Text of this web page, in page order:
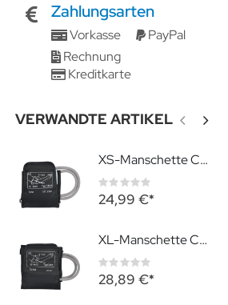
Zahlungsarten
Vorkasse
PayPal
Rechnung
Kreditkarte
VERWANDTE ARTIKEL
XS-Manschette CA03 16-22cm
Rating:
0%
24,99 €
XL-Manschette CA02 32-48 cm
Rating:
0%
28,89 €